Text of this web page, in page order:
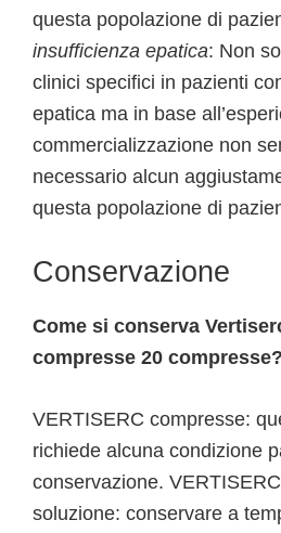
questa popolazione di
insufficienza epatica: Non
clinici specifici in pazienti
epatica ma in base
commercializzazione non
necessario alcun
questa popolazione di
Conservazione
Come si conserva
compresse 20 compresse?
VERTISERC compresse:
richiede alcuna condizione
conservazione.
soluzione: conservare a